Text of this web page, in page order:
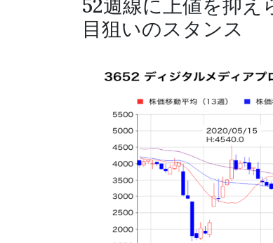
52週線に上値を抑え
目狙いのスタンス